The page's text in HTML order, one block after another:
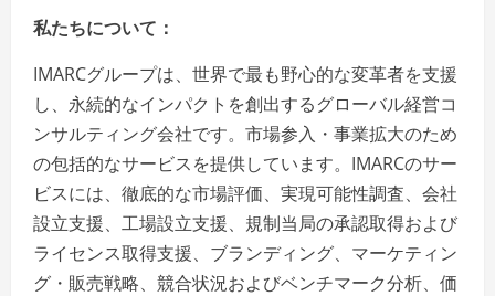
私たちについて：
IMARCグループは、世界で最も野心的な変革者を支援
し、永続的なインパクトを創出するグローバル経営コ
ンサルティング会社です。市場参入・事業拡大のため
の包括的なサービスを提供しています。IMARCのサー
ビスには、徹底的な市場評価、実現可能性調査、会社
設立支援、工場設立支援、規制当局の承認取得および
ライセンス取得支援、ブランディング、マーケティン
グ・販売戦略、競合状況およびベンチマーク分析、価